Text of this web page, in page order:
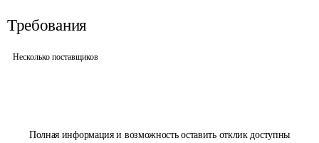
Полная информация и возможность оставить отклик доступны
Требования
Несколько поставщиков